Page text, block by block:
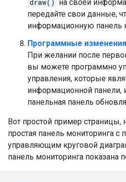
draw() на своей
передайте свои данные,
информационную панель
Программные
При желании после
вы можете программно
управления, которые
информационной панели,
панельная панель
Вот простой пример страницы,
простая панель мониторинга с
управляющим круговой
панель мониторинга показана